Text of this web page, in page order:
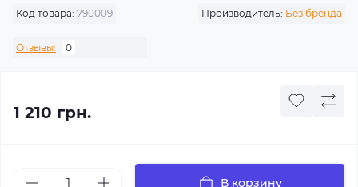
Код товара: 790009 Производитель: Без бренда
Отзывы: 0
1 210 грн.
В корзину